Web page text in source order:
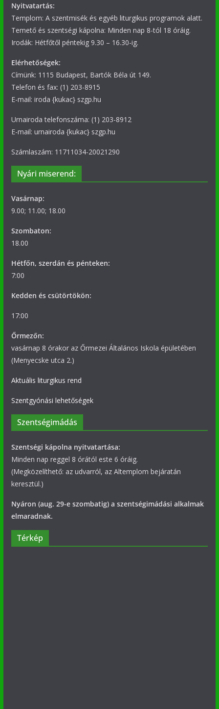
Nyitvatartás:
Templom: A szentmisék és egyéb liturgikus programok alatt.
Temető és szentségi kápolna: Minden nap 8-tól 18 óráig.
Irodák: Hétfőtől péntekig 9.30 – 16.30-ig.
Elérhetőségek:
Címünk: 1115 Budapest, Bartók Béla út 149.
Telefon és fax: (1) 203-8915
E-mail: iroda {kukac} szgp.hu
Urnairoda telefonszáma: (1) 203-8912
E-mail: urnairoda {kukac} szgp.hu
Számlaszám: 11711034-20021290
Nyári miserend:
Vasárnap:
9.00; 11.00; 18.00
Szombaton:
18.00
Hétfőn, szerdán és pénteken:
7:00
Kedden és csütörtökön:
17:00
Őrmezőn:
vasárnap 8 órakor az Őrmezei Általános Iskola épületében
(Menyecske utca 2.)
Aktuális liturgikus rend
Szentgyónási lehetőségek
Szentségimádás
Szentségi kápolna nyitvatartása:
Minden nap reggel 8 órától este 6 óráig.
(Megközelíthető: az udvarról, az Altemplom bejáratán
keresztül.)
Nyáron (aug. 29-e szombatig) a szentségimádási alkalmak
elmaradnak.
Térkép